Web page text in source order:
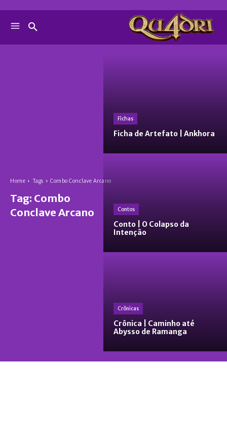
Home Tags Combo Conclave Arcano
Tag: Combo
Conclave Arcano
Fichas
Ficha de Artefato | Ankhora
Contos
Conto | O Colapso da
Intenção
Crônicas
Crônica | Caminho até
Abysso de Ramanga